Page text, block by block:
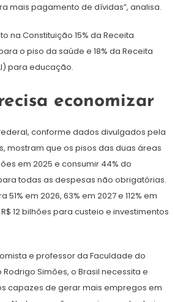
mais pagamento de dívidas”, analisa.
na Constituição 15% da Receita
o piso da saúde e 18% da Receita
para educação.
economizar
conforme dados divulgados pela
mostram que os pisos das duas áreas
em 2025 e consumir 44% do
todas as despesas não obrigatórias.
em 2026, 63% em 2027 e 112% em
12 bilhões para custeio e investimentos
e professor da Faculdade do
Simões, o Brasil necessita e
capazes de gerar mais empregos em